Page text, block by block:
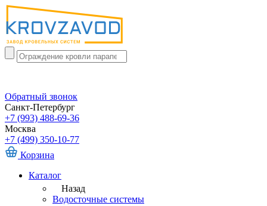
Обратный звонок
Санкт-Петербург
+7 (993) 488-69-36
Москва
+7 (499) 350-10-77
Корзина
Каталог
Назад
Водосточные системы